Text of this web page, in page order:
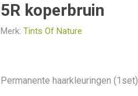
5R koperbruin
Merk: Tints Of Nature
Permanente haarkleuringen (1set)